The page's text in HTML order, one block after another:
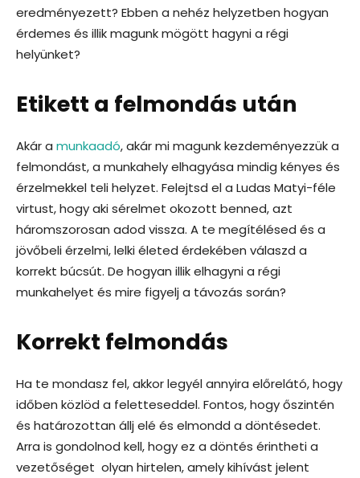
eredményezett? Ebben a nehéz helyzetben hogyan
érdemes és illik magunk mögött hagyni a régi
helyünket?
Etikett a felmondás után
Akár a munkaadó, akár mi magunk kezdeményezzük a
felmondást, a munkahely elhagyása mindig kényes és
érzelmekkel teli helyzet. Felejtsd el a Ludas Matyi-féle
virtust, hogy aki sérelmet okozott benned, azt
háromszorosan adod vissza. A te megítélésed és a
jövőbeli érzelmi, lelki életed érdekében válaszd a
korrekt búcsút. De hogyan illik elhagyni a régi
munkahelyet és mire figyelj a távozás során?
Korrekt felmondás
Ha te mondasz fel, akkor legyél annyira előrelátó, hogy
időben közlöd a feletteseddel. Fontos, hogy őszintén
és határozottan állj elé és elmondd a döntésedet.
Arra is gondolnod kell, hogy ez a döntés érintheti a
vezetőséget olyan hirtelen, amely kihívást jelent